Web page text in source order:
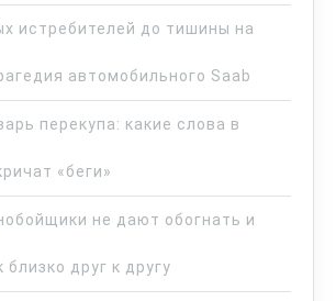
истребителей до тишины на
автомобильного Saab
перекупа: какие слова в
«беги»
не дают обогнать и
друг к другу